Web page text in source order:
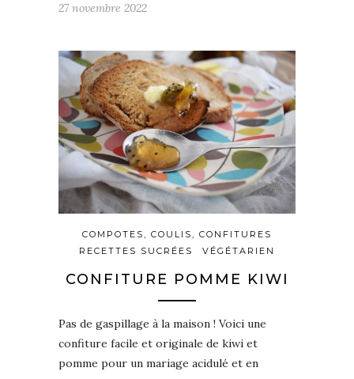
27 novembre 2022
COMPOTES, COULIS, CONFITURES
RECETTES SUCRÉES
VÉGÉTARIEN
CONFITURE POMME KIWI
Pas de gaspillage à la maison ! Voici une
confiture facile et originale de kiwi et
pomme pour un mariage acidulé et en